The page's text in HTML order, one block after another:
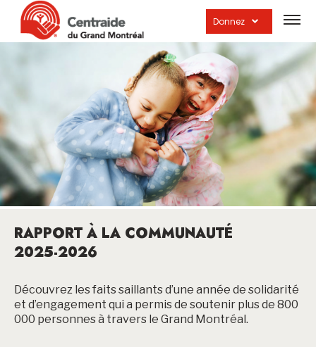
Donnez
la
site
RAPPORT À LA COMMUNAUTÉ
2025-2026
Découvrez les faits saillants d’une année de solidarité
et d’engagement qui a permis de soutenir plus de 800
000 personnes à travers le Grand Montréal.